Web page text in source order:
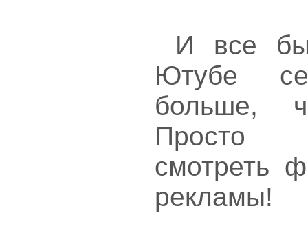
И все
Ютубе
больше,
Просто
смотреть
рекламы!